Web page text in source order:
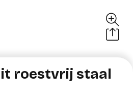
roestvrij staal